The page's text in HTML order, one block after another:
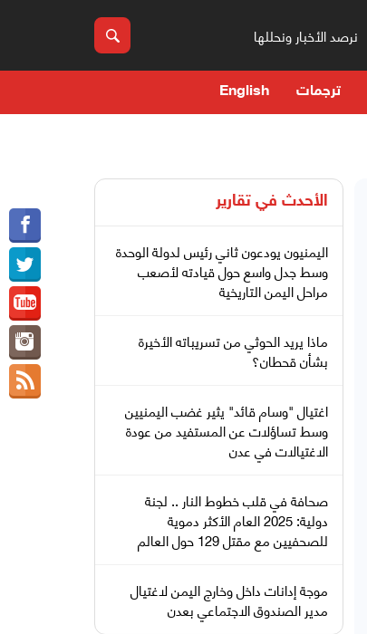
نرصد الأخبار ونحللها
ترجمات English
الأحدث في تقارير
اليمنيون يودعون ثاني رئيس لدولة الوحدة
وسط جدل واسع حول قيادته لأصعب
مراحل اليمن التاريخية
ماذا يريد الحوثي من تسريباته الأخيرة
بشأن قحطان؟
اغتيال "وسام قائد" يثير غضب اليمنيين
وسط تساؤلات عن المستفيد من عودة
الاغتيالات في عدن
صحافة في قلب خطوط النار .. لجنة
دولية: 2025 العام الأكثر دموية
للصحفيين مع مقتل 129 حول العالم
موجة إدانات داخل وخارج اليمن لاغتيال
مدير الصندوق الاجتماعي بعدن